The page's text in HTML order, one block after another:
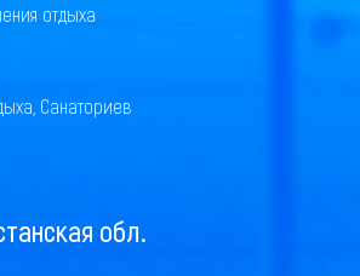
отдыха
Санаториев
обл.